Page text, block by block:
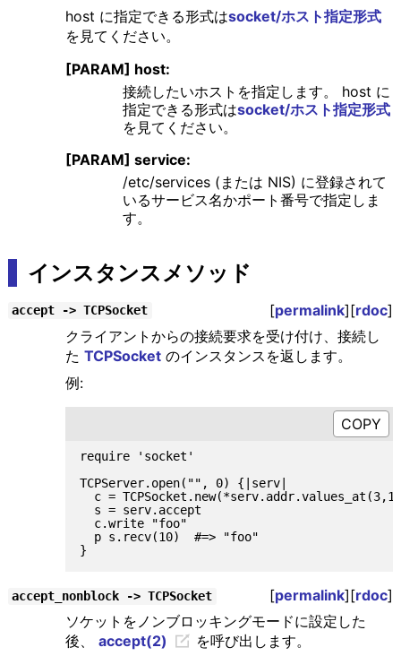
host に指定できる形式はsocket/ホスト指定形式
を見てください。
[PARAM] host:
接続したいホストを指定します。 host に
指定できる形式はsocket/ホスト指定形式
を見てください。
[PARAM] service:
/etc/services (または NIS) に登録されて
いるサービス名かポート番号で指定しま
す。
インスタンスメソッド
accept -> TCPSocket [permalink][rdoc]
クライアントからの接続要求を受け付け、接続し
た TCPSocketのインスタンスを返します。
例:
require 'socket'
TCPServer.open("", 0) {|serv|
c =
  s = serv.accept
  c.write "foo"
  p s.recv(10)  #=> "foo"
accept_nonblock -> TCPSocket [permalink][rdoc]
ソケットをノンブロッキングモードに設定した
後、 accept(2)
を呼び出します。